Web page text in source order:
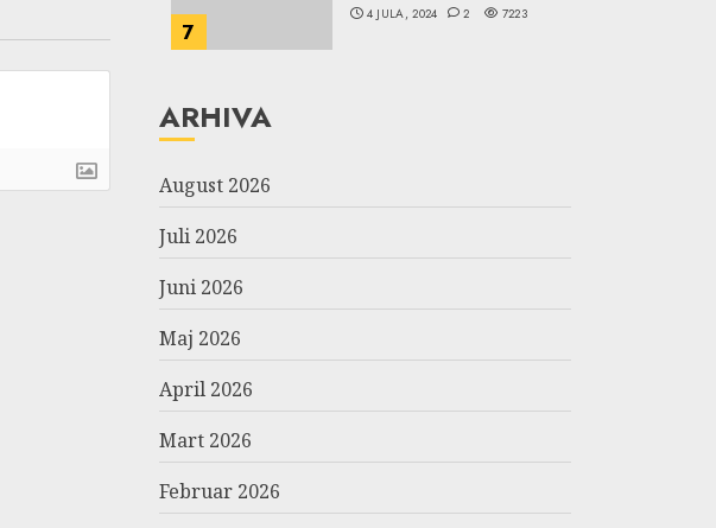
7
4 JULA, 2024 2 7223
ARHIVA
August 2026
Juli 2026
Juni 2026
Maj 2026
April 2026
Mart 2026
Februar 2026